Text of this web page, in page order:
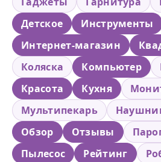
Детское
Инструменты
Интернет-магазин
Коляска
Компьютер
Красота
Кухня
Мультипекарь
Обзор
Отзывы
Пылесос
Рейтинг